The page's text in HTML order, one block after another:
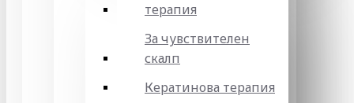
терапия
За чувствителен
скалп
Кератинова терапия